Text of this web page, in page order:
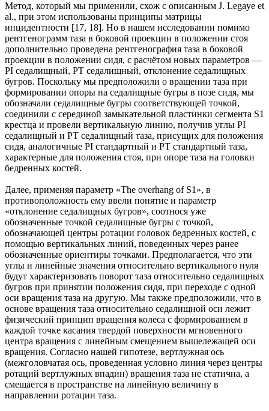
Метод, который мы применили, схож с описанным J. Legaye et
al., при этом использованы принципы матрицы
инцидентности [17, 18]. Но в нашем исследовании помимо
рентгенограмм таза в боковой проекции в положении стоя
дополнительно проведена рентгенография таза в боковой
проекции в положении сидя, с расчётом новых параметров —
PI седалищный, PT седалищный, отклонение седалищных
бугров. Поскольку мы предположили о вращении таза при
формировании опоры на седалищные бугры в позе сидя, мы
обозначали седалищные бугры соответствующей точкой,
соединили с серединой замыкательной пластинки сегмента S1
крестца и провели вертикальную линию, получив углы PI
седалищный и PT седалищный таза, присущих для положения
сидя, аналогичные PI стандартный и PT стандартный таза,
характерные для положения стоя, при опоре таза на головки
бедренных костей.
Далее, применяя параметр «The overhang of S1», в
противоположность ему ввели понятие и параметр
«отклонение седалищных бугров», соотнося уже
обозначенные точкой седалищные бугры с точкой,
обозначающей центры ротации головок бедренных костей, с
помощью вертикальных линий, поведенных через ранее
обозначенные ориентиры точками. Предполагается, что эти
углы и линейные значения относительно вертикального нуля
будут характеризовать поворот таза относительно седалищных
бугров при принятии положения сидя, при переходе с одной
оси вращения таза на другую. Мы также предположили, что в
основе вращения таза относительно седалищной оси лежит
физический принцип вращения колеса с формированием в
каждой точке касания твердой поверхности мгновенного
центра вращения с линейным смещением вышележащей оси
вращения. Согласно нашей гипотезе, вертлужная ось
(межголовчатая ось, проведенная условно линия через центры
ротаций вертлужных впадин) вращения таза не статична, а
смещается в пространстве на линейную величину в
направлении ротации таза.